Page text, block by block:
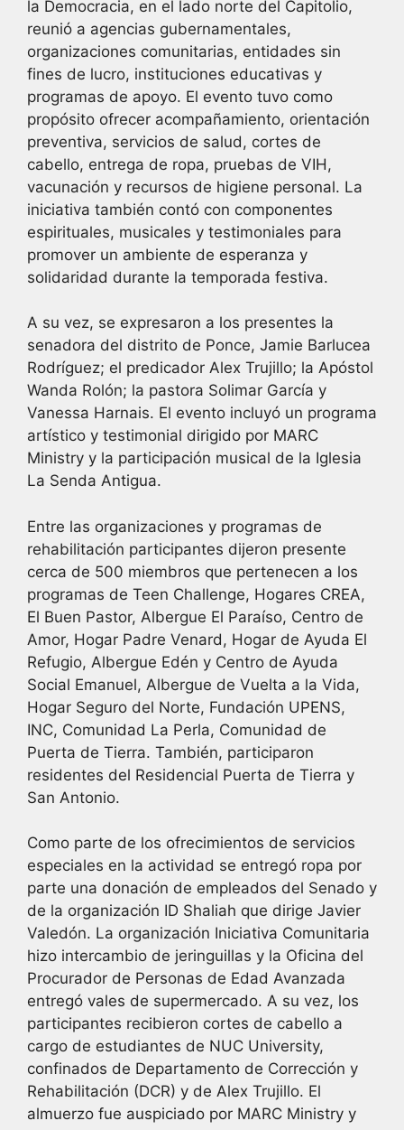
la Democracia, en el lado norte del Capitolio,
reunió a agencias gubernamentales,
organizaciones comunitarias, entidades sin
fines de lucro, instituciones educativas y
programas de apoyo. El evento tuvo como
propósito ofrecer acompañamiento, orientación
preventiva, servicios de salud, cortes de
cabello, entrega de ropa, pruebas de VIH,
vacunación y recursos de higiene personal. La
iniciativa también contó con componentes
espirituales, musicales y testimoniales para
promover un ambiente de esperanza y
solidaridad durante la temporada festiva.
A su vez, se expresaron a los presentes la
senadora del distrito de Ponce, Jamie Barlucea
Rodríguez; el predicador Alex Trujillo; la Apóstol
Wanda Rolón; la pastora Solimar García y
Vanessa Harnais. El evento incluyó un programa
artístico y testimonial dirigido por MARC
Ministry y la participación musical de la Iglesia
La Senda Antigua.
Entre las organizaciones y programas de
rehabilitación participantes dijeron presente
cerca de 500 miembros que pertenecen a los
programas de Teen Challenge, Hogares CREA,
El Buen Pastor, Albergue El Paraíso, Centro de
Amor, Hogar Padre Venard, Hogar de Ayuda El
Refugio, Albergue Edén y Centro de Ayuda
Social Emanuel, Albergue de Vuelta a la Vida,
Hogar Seguro del Norte, Fundación UPENS,
INC, Comunidad La Perla, Comunidad de
Puerta de Tierra. También, participaron
residentes del Residencial Puerta de Tierra y
San Antonio.
Como parte de los ofrecimientos de servicios
especiales en la actividad se entregó ropa por
parte una donación de empleados del Senado y
de la organización ID Shaliah que dirige Javier
Valedón. La organización Iniciativa Comunitaria
hizo intercambio de jeringuillas y la Oficina del
Procurador de Personas de Edad Avanzada
entregó vales de supermercado. A su vez, los
participantes recibieron cortes de cabello a
cargo de estudiantes de NUC University,
confinados de Departamento de Corrección y
Rehabilitación (DCR) y de Alex Trujillo. El
almuerzo fue auspiciado por MARC Ministry y